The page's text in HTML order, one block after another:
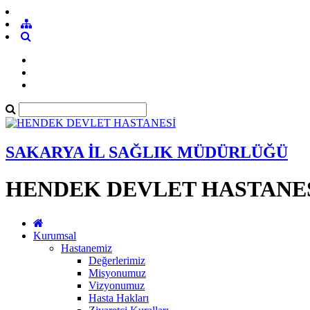
SAKARYA İL SAĞLIK MÜDÜRLÜĞÜ
HENDEK DEVLET
Kurumsal
Hastanemiz
Değerlerimiz
Misyonumuz
Vizyonumuz
Hasta Hakları